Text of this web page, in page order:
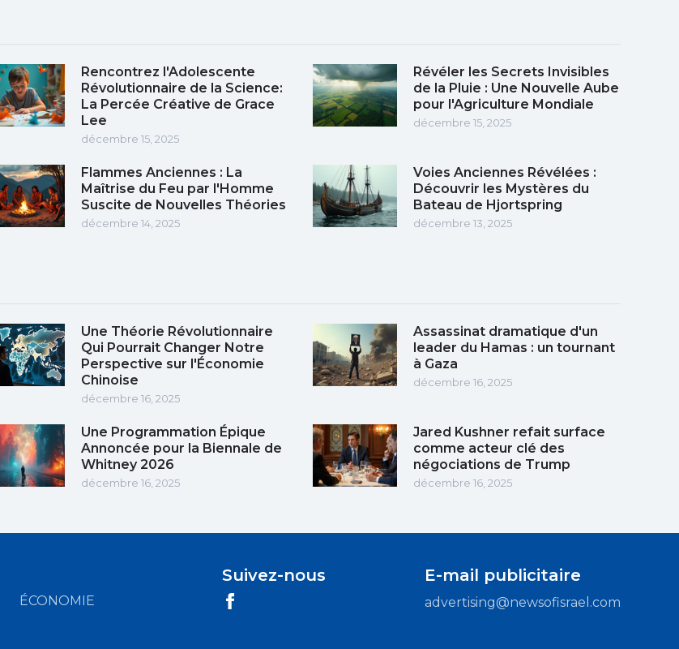
Rencontrez l'Adolescente
Révolutionnaire de la Science:
La Percée Créative de Grace
Lee
décembre 15, 2025
Révéler les Secrets Invisibles
de la Pluie : Une Nouvelle Aube
pour l'Agriculture Mondiale
décembre 15, 2025
Flammes Anciennes : La
Maîtrise du Feu par l'Homme
Suscite de Nouvelles Théories
décembre 14, 2025
Voies Anciennes Révélées :
Découvrir les Mystères du
Bateau de Hjortspring
décembre 13, 2025
Une Théorie Révolutionnaire
Qui Pourrait Changer Notre
Perspective sur l'Économie
Chinoise
décembre 16, 2025
Assassinat dramatique d'un
leader du Hamas : un tournant
à Gaza
décembre 16, 2025
Une Programmation Épique
Annoncée pour la Biennale de
Whitney 2026
décembre 16, 2025
Jared Kushner refait surface
comme acteur clé des
négociations de Trump
décembre 16, 2025
ÉCONOMIE
Suivez-nous E-mail publicitaire
advertising@newsofisrael.com